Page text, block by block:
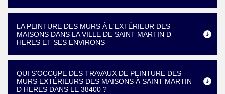
LA PEINTURE DES MURS À L'EXTÉRIEUR DES
MAISONS DANS LA VILLE DE SAINT MARTIN D
HERES ET SES ENVIRONS
QUI S'OCCUPE DES TRAVAUX DE PEINTURE DES
MURS EXTÉRIEURS DES MAISONS À SAINT MARTIN
D HERES DANS LE 38400 ?